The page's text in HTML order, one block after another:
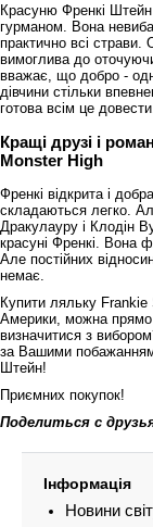
Красуню Френкі
гурманом. Вона
практично всі страви.
вимоглива до
вважає, що добро -
дівчини стільки
готова всім це довести.
Кращі друзі і
Monster High
Френкі відкрита і
складаються легко.
Дракулауру і Клодін
красуні Френкі. Вона
Але постійних
немає.
Купити ляльку Frankie
Америки, можна
визначитися з
за Вашими
Штейн!
Приємних покупок!
Поделиться с
Інформація
Новини